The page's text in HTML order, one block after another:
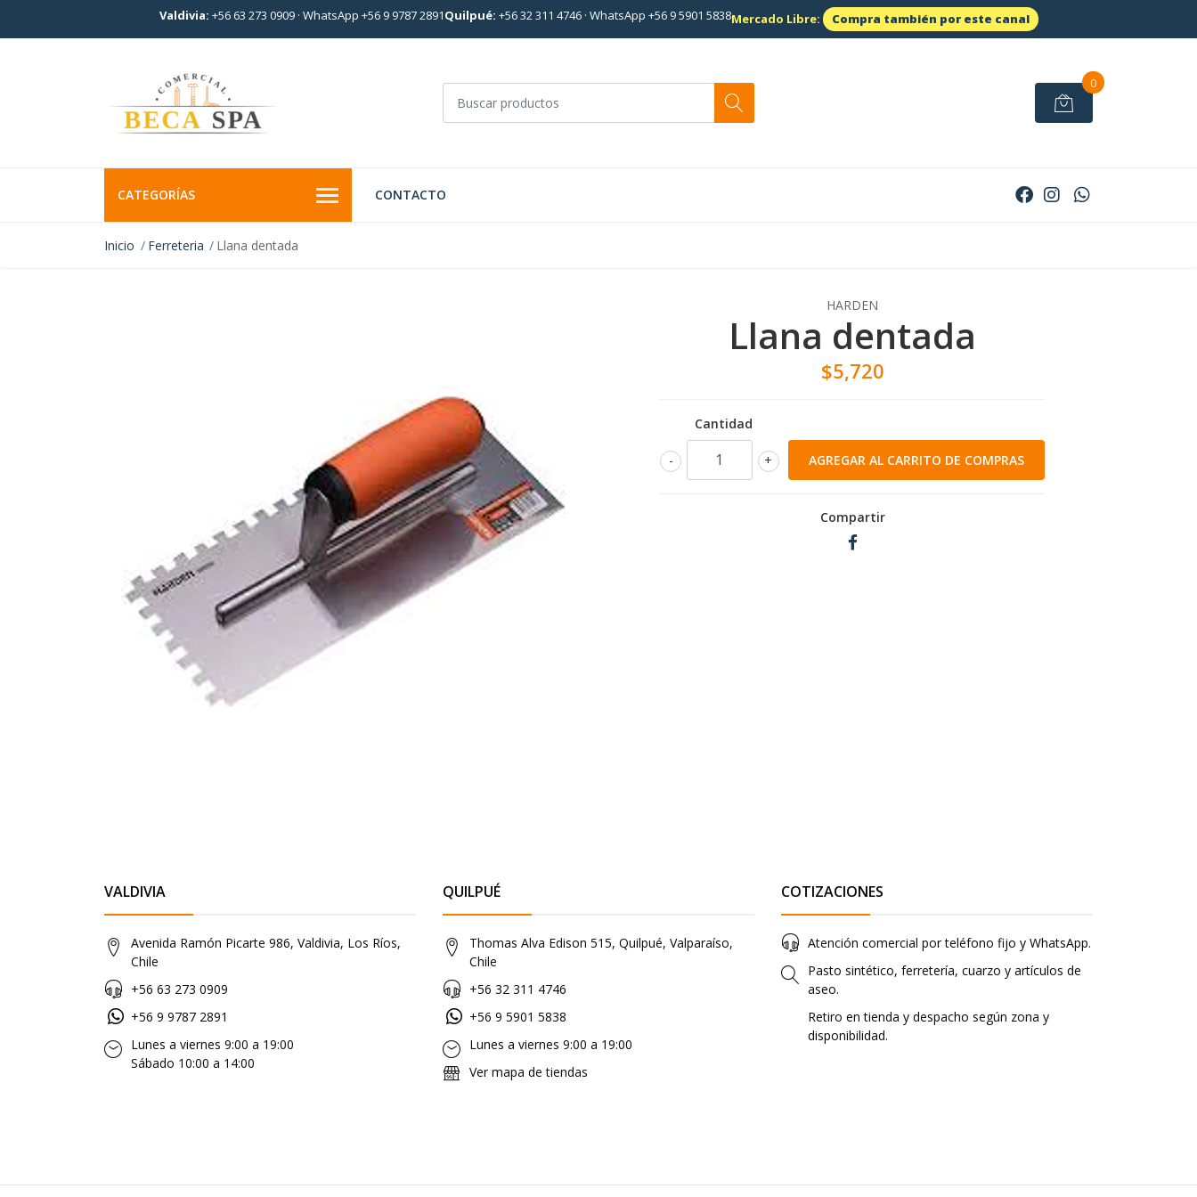
Valdivia: +56 63 273 0909· WhatsApp +56 9 9787 2891Quilpué: +56 32 311 4746· WhatsApp +56 9 5901 5838Mercado Libre: Compra también por este canal
0
CATEGORÍAS CONTACTO
Inicio Ferreteria Llana dentada
HARDEN
Llana dentada
$5,720
Cantidad
+
-
Compartir
VALDIVIA
Avenida Ramón Picarte 986, Valdivia, Los Ríos,
Chile
+56 63 273 0909
+56 9 9787 2891
Lunes a viernes 9:00 a 19:00
Sábado 10:00 a 14:00
QUILPUÉ
Thomas Alva Edison 515, Quilpué, Valparaíso,
Chile
+56 32 311 4746
+56 9 5901 5838
Lunes a viernes 9:00 a 19:00
Ver mapa de tiendas
COTIZACIONES
Atención comercial por teléfono fijo y WhatsApp.
Pasto sintético, ferretería, cuarzo y artículos de
aseo.
Retiro en tienda y despacho según zona y
disponibilidad.